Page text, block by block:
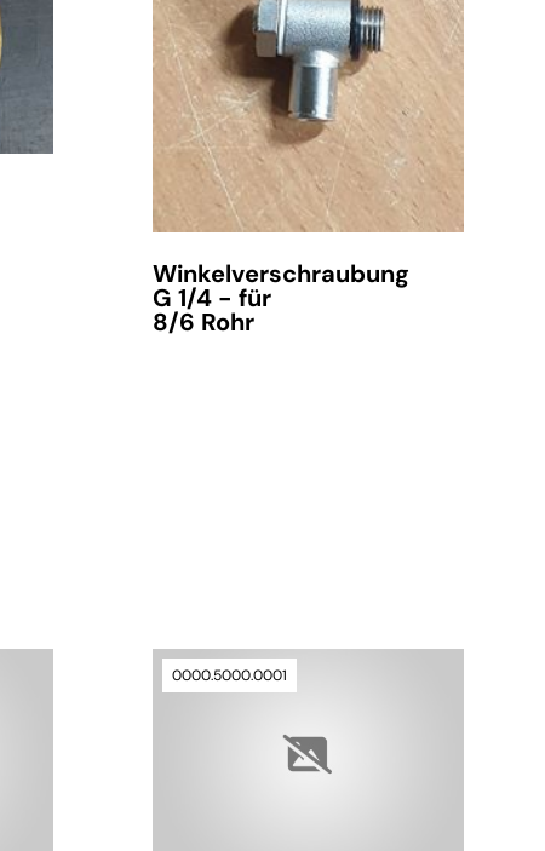
Winkelverschraubung
G 1/4 - für
8/6 Rohr
0000.5000.0001